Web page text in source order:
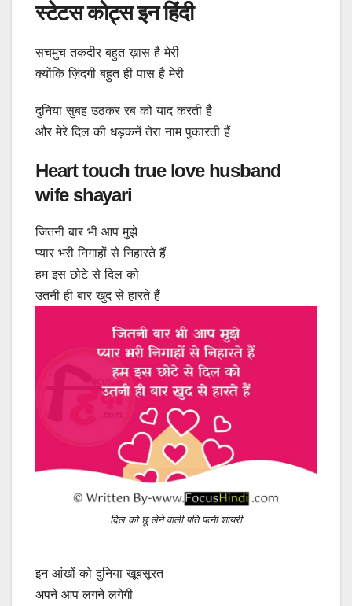
स्टेटस कोट्स इन हिंदी
सचमुच तकदीर बहुत ख़ास है मेरी
क्योंकि ज़िंदगी बहुत ही पास है मेरी
दुनिया सुबह उठकर रब को याद करती है
और मेरे दिल की धड़कनें तेरा नाम पुकारती हैं
Heart touch true love husband
wife shayari
जितनी बार भी आप मुझे
प्यार भरी निगाहों से निहारते हैं
हम इस छोटे से दिल को
उतनी ही बार खुद से हारते हैं
दिल को छू लेने वाली पति पत्नी शायरी
इन आंखों को दुनिया खूबसूरत
अपने आप लगने लगेगी